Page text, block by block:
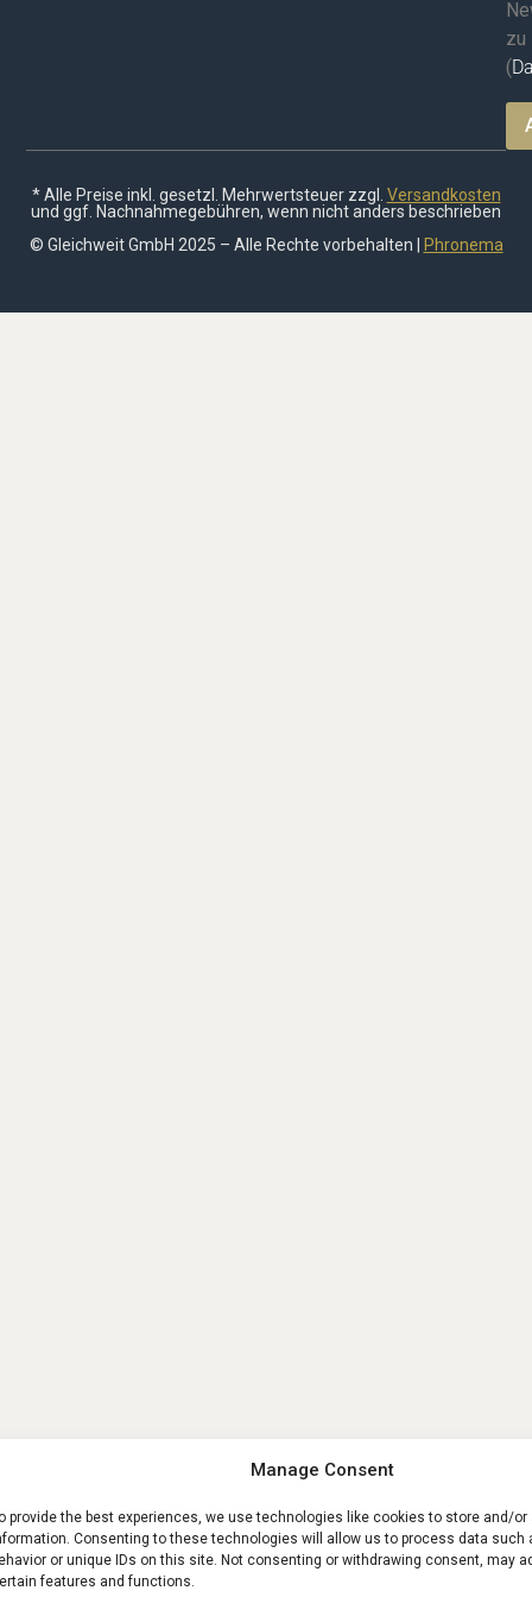
Manage Consent
provide the best experiences, we use technologies like cookies to store and/
Consenting to these technologies will allow us to process data such
or unique IDs on this site. Not consenting or withdrawing consent, may
features and functions.
zu
(
* Alle Preise inkl. gesetzl. Mehrwertsteuer zzgl. Versandkosten
und ggf. Nachnahmegebühren, wenn nicht anders beschrieben
© Gleichweit GmbH 2025 – Alle Rechte vorbehalten |
Phronema